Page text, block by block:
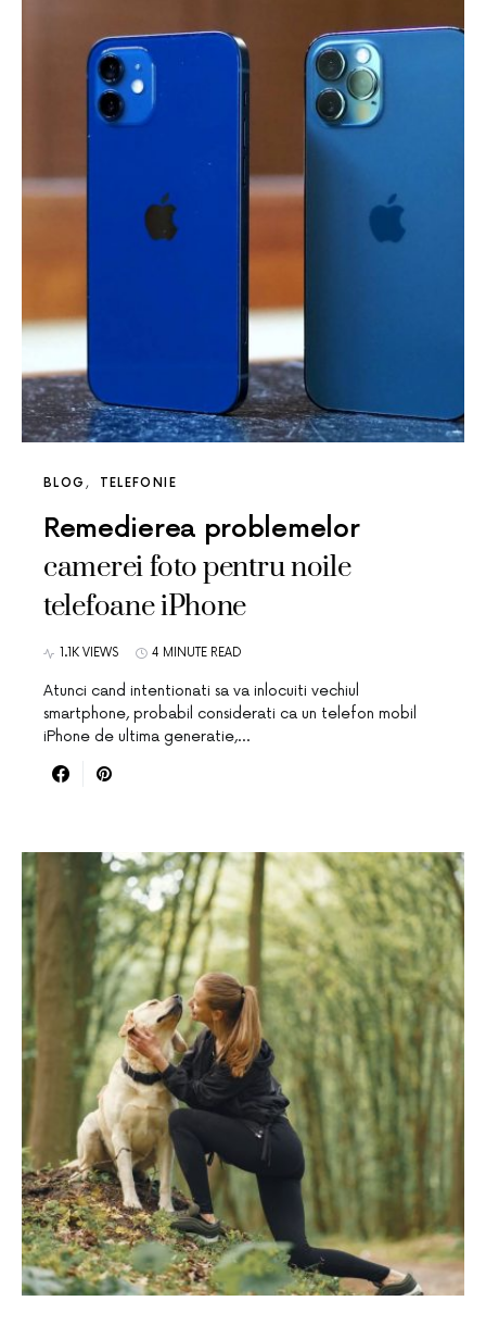
BLOG TELEFONIE
Remedierea problemelor
camerei foto pentru noile
telefoane iPhone
1.1K VIEWS 4 MINUTE READ
Atunci cand intentionati sa va inlocuiti vechiul
smartphone, probabil considerati ca un telefon mobil
iPhone de ultima generatie,…